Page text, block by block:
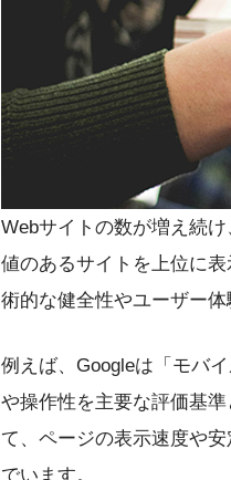
Webサイトの数が増え続
値のあるサイトを上位に
術的な健全性やユーザー
例えば、Googleは「モバ
や操作性を主要な評価基
て、ページの表示速度や
でいます。